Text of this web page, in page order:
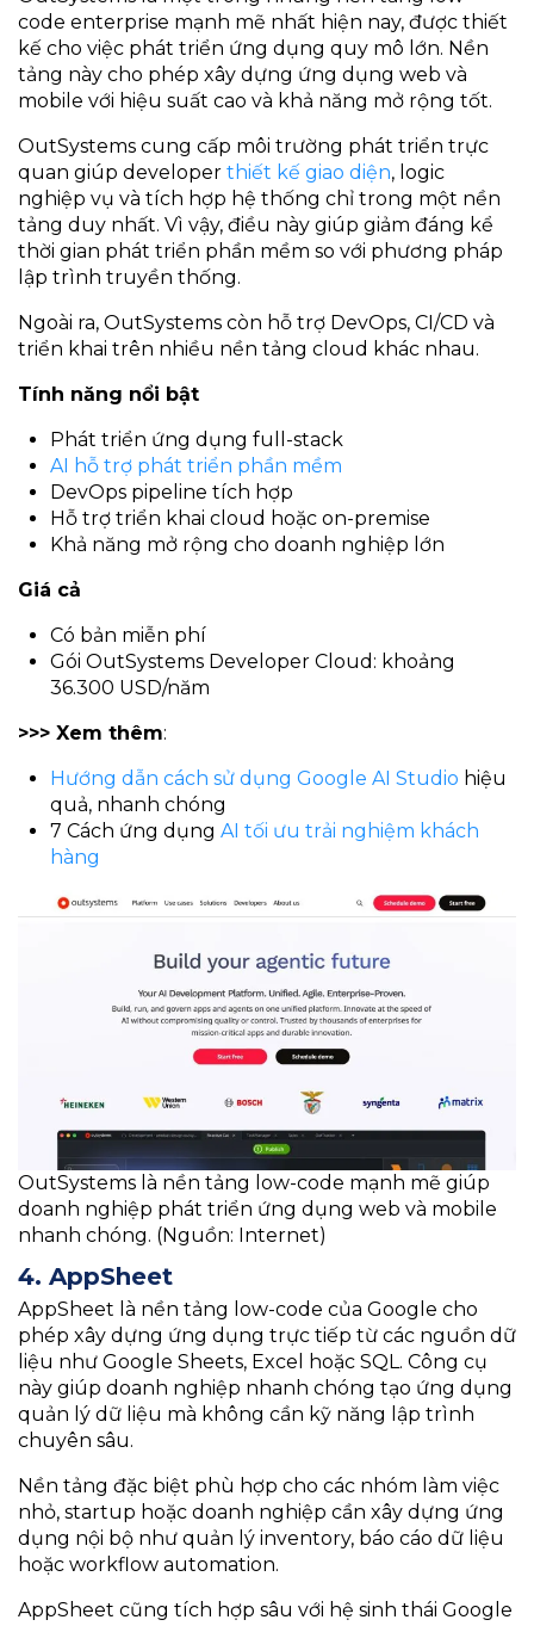
code enterprise mạnh mẽ nhất hiện nay, được thiết
kế cho việc phát triển ứng dụng quy mô lớn. Nền
tảng này cho phép xây dựng ứng dụng web và
mobile với hiệu suất cao và khả năng mở rộng tốt.
OutSystems cung cấp môi trường phát triển trực
quan giúp developer thiết kế giao diện, logic
nghiệp vụ và tích hợp hệ thống chỉ trong một nền
tảng duy nhất. Vì vậy, điều này giúp giảm đáng kể
thời gian phát triển phần mềm so với phương pháp
lập trình truyền thống.
Ngoài ra, OutSystems còn hỗ trợ DevOps, CI/CD và
triển khai trên nhiều nền tảng cloud khác nhau.
Tính năng nổi bật
Phát triển ứng dụng full-stack
AI hỗ trợ phát triển phần mềm
DevOps pipeline tích hợp
Hỗ trợ triển khai cloud hoặc on-premise
Khả năng mở rộng cho doanh nghiệp lớn
Giá cả
Có bản miễn phí
Gói OutSystems Developer Cloud: khoảng
36.300 USD/năm
>>> Xem thêm:
Hướng dẫn cách sử dụng Google AI Studio hiệu
quả, nhanh chóng
7 Cách ứng dụngAI tối ưu trải nghiệm khách
hàng
OutSystems là nền tảng low-code mạnh mẽ giúp
doanh nghiệp phát triển ứng dụng web và mobile
nhanh chóng. (Nguồn: Internet)
4. AppSheet
AppSheet là nền tảng low-code của Google cho
phép xây dựng ứng dụng trực tiếp từ các nguồn dữ
liệu như Google Sheets, Excel hoặc SQL. Công cụ
này giúp doanh nghiệp nhanh chóng tạo ứng dụng
quản lý dữ liệu mà không cần kỹ năng lập trình
chuyên sâu.
Nền tảng đặc biệt phù hợp cho các nhóm làm việc
nhỏ, startup hoặc doanh nghiệp cần xây dựng ứng
dụng nội bộ như quản lý inventory, báo cáo dữ liệu
hoặc workflow automation.
AppSheet cũng tích hợp sâu với hệ sinh thái Google